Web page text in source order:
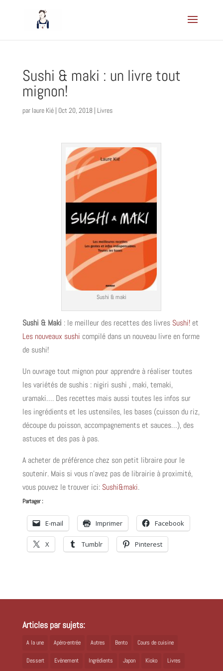
Sushi & maki : un livre tout
mignon!
par laure Kié| Oct 20, 2018| Livres
Sushi & maki
Sushi & Maki : le meilleur des recettes des livres Sushi!et
Les nouveaux sushi compilé dans un nouveau livre en forme
de sushi!
Un ouvrage tout mignon pour apprendre à réaliser toutes
les variétés de sushis : nigiri sushi , maki, temaki,
uramaki…. Des recettes mais aussi toutes les infos sur
les ingrédients et les ustensiles, les bases (cuisson du riz,
découpe du poisson, accompagnements et sauces…), des
astuces et des pas à pas.
A acheter de préférence chez son petit libraire pour le
soutenir. Mais si vous n’avez pas de librairie à proximité,
vous pouvez le trouver ici: Sushi&maki.
Partager :
E-mail Imprimer Facebook
X Tumblr Pinterest
Articles par sujets:
A la une Apéro-entrée Autres Bento Cours de cuisine
Dessert Evènement Ingrédients Japon Kioko Livres